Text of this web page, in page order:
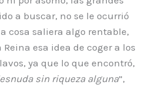
a buscar, no se le ocurrió
cosa saliera algo rentable,
esa idea de coger a los
ya que lo que encontró,
sin riqueza alguna”,